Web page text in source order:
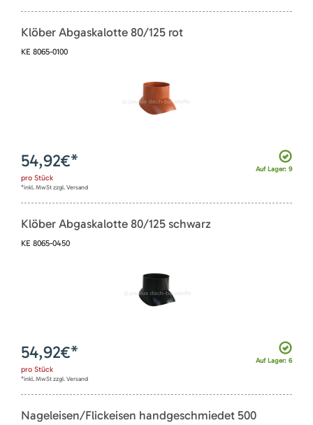
Klöber Abgaskalotte 80/125 rot
KE 8065-0100
Auf Lager: 9
54,92€*
pro Stück
*inkl. MwSt zzgl. Versand
Klöber Abgaskalotte 80/125 schwarz
KE 8065-0450
Auf Lager: 6
54,92€*
pro Stück
*inkl. MwSt zzgl. Versand
Nageleisen/Flickeisen handgeschmiedet 500